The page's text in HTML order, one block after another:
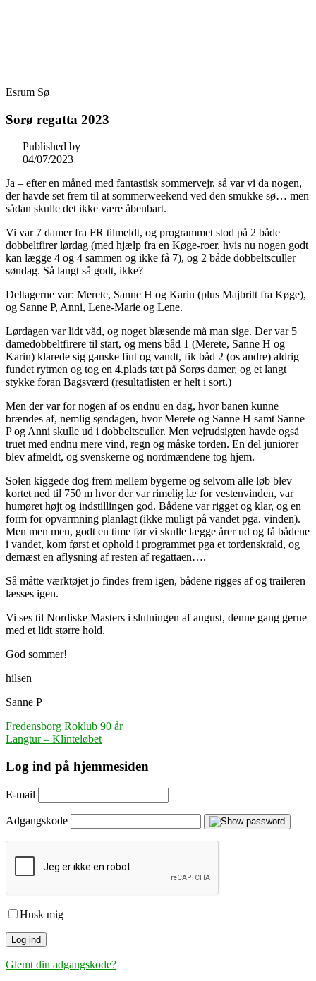
Esrum Sø
Sorø regatta 2023
Published by
04/07/2023
Ja – efter en måned med fantastisk sommervejr, så var vi da nogen,
der havde set frem til at sommerweekend ved den smukke sø… men
sådan skulle det ikke være åbenbart.
Vi var 7 damer fra FR tilmeldt, og programmet stod på 2 både
dobbeltfirer lørdag (med hjælp fra en Køge-roer, hvis nu nogen godt
kan lægge 4 og 4 sammen og ikke få 7), og 2 både dobbeltsculler
søndag. Så langt så godt, ikke?
Deltagerne var: Merete, Sanne H og Karin (plus Majbritt fra Køge),
og Sanne P, Anni, Lene-Marie og Lene.
Lørdagen var lidt våd, og noget blæsende må man sige. Der var 5
damedobbeltfirere til start, og mens båd 1 (Merete, Sanne H og
Karin) klarede sig ganske fint og vandt, fik båd 2 (os andre) aldrig
fundet rytmen og tog en 4.plads tæt på Sorøs damer, og et langt
stykke foran Bagsværd (resultatlisten er helt i sort.)
Men der var for nogen af os endnu en dag, hvor banen kunne
brændes af, nemlig søndagen, hvor Merete og Sanne H samt Sanne
P og Anni skulle ud i dobbeltsculler. Men vejrudsigten havde også
truet med endnu mere vind, regn og måske torden. En del juniorer
blev afmeldt, og svenskerne og nordmændene tog hjem.
Solen kiggede dog frem mellem bygerne og selvom alle løb blev
kortet ned til 750 m hvor der var rimelig læ for vestenvinden, var
humøret højt og indstillingen god. Bådene var rigget og klar, og en
form for opvarmning planlagt (ikke muligt på vandet pga. vinden).
Men men men, godt en time før vi skulle lægge årer ud og få bådene
i vandet, kom først et ophold i programmet pga et tordenskrald, og
dernæst en aflysning af resten af regattaen….
Så måtte værktøjet jo findes frem igen, bådene rigges af og traileren
læsses igen.
Vi ses til Nordiske Masters i slutningen af august, denne gang gerne
med et lidt større hold.
God sommer!
hilsen
Sanne P
Indlægsnavigation
Fredensborg Roklub 90 år
Langtur – Klinteløbet
Log ind på hjemmesiden
E-mail
Adgangskode
Husk mig
Glemt din adgangskode?